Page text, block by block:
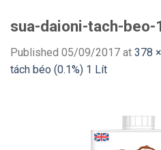
sua-daioni-tach-
Published 05/09/2017 at 378
tách béo (0.1%) 1 Lít